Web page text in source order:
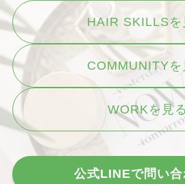
HAIR SKILLSを
COMMUNITYを
WORKを見る
公式LINEで問い合